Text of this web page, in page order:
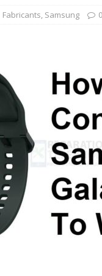
Fabricants, Samsung 0